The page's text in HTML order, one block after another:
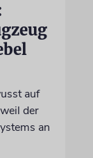
auf
der
an